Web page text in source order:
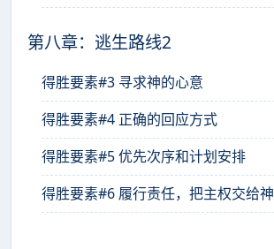
第八章：逃生路线2
得胜要素#3 寻求神的心意
得胜要素#4 正确的回应方式
得胜要素#5 优先次序和计划安排
得胜要素#6 履行责任，把主权交给神